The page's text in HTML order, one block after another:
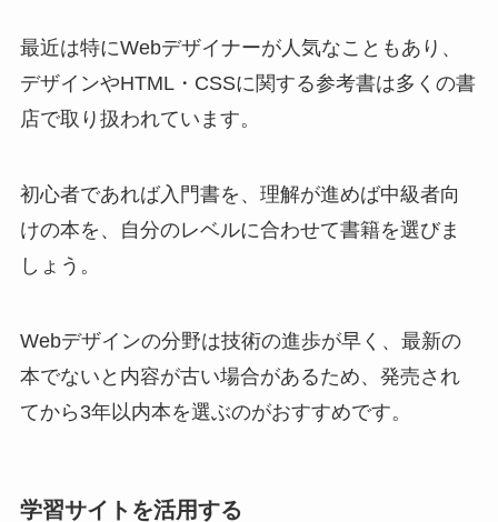
最近は特にWebデザイナーが人気なこともあり、
デザインやHTML・CSSに関する参考書は多くの書
店で取り扱われています。
初心者であれば入門書を、理解が進めば中級者向
けの本を、自分のレベルに合わせて書籍を選びま
しょう。
Webデザインの分野は技術の進歩が早く、最新の
本でないと内容が古い場合があるため、発売され
てから3年以内本を選ぶのがおすすめです。
学習サイトを活用する